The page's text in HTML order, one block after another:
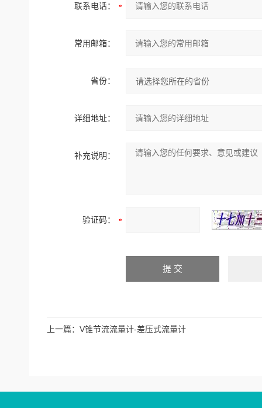
联系电话：
常用邮箱：
省份：
详细地址：
补充说明：
验证码：
上一篇： V锥节流流量计-差压式流量计